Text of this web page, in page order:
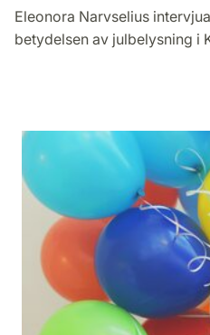
Eleonora Narvselius
betydelsen av julbelysning i